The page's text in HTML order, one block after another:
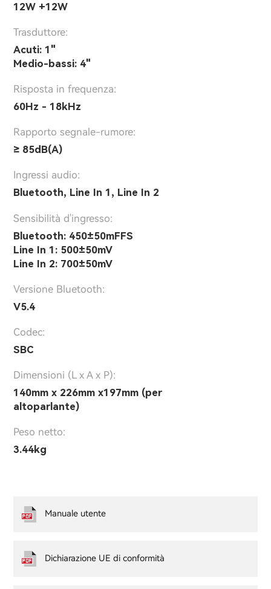
12W +12W
Trasduttore:
Acuti: 1"
Medio-bassi: 4"
Risposta in frequenza:
60Hz - 18kHz
Rapporto segnale-rumore:
≥ 85dB(A)
Ingressi audio:
Bluetooth, Line In 1, Line In 2
Sensibilità d'ingresso:
Bluetooth: 450±50mFFS
Line In 1: 500±50mV
Line In 2: 700±50mV
Versione Bluetooth:
V5.4
Codec:
SBC
Dimensioni (L x A x P):
140mm x 226mm x197mm (per
altoparlante)
Peso netto:
3.44kg
Manuale utente
Dichiarazione UE di conformità